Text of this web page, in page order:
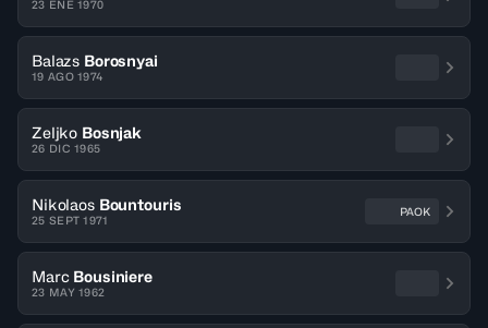
23 ENE 1970
Balazs Borosnyai
19 AGO 1974
Zeljko Bosnjak
26 DIC 1965
Nikolaos Bountouris
25 SEPT 1971
PAOK
Marc Bousiniere
23 MAY 1962